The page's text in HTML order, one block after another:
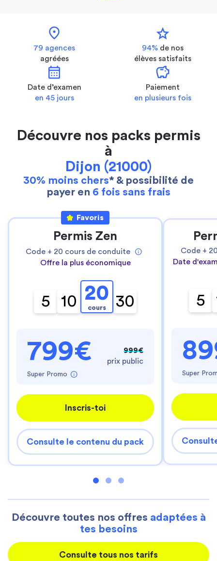
location_on
79 agences
agréées
star
94% de nos
élèves satisfaits
calendar_month
Date d’examen
en 45 jours
savings
Paiement
en plusieurs fois
Découvre nos packs permis
à
Dijon (21000)
30% moins chers* & possibilité de
payer en 6 fois sans frais
Favoris
Permis Zen
Code + 20 cours de conduite
Offre la plus économique
5 10 20
cours 30
799€
Super Promo
999€
prix public
Inscris-toi
Consulte le contenu du pack
Code +
Date
5
Super
Découvre toutes nos offres adaptées à
tes besoins
Consulte tous nos tarifs